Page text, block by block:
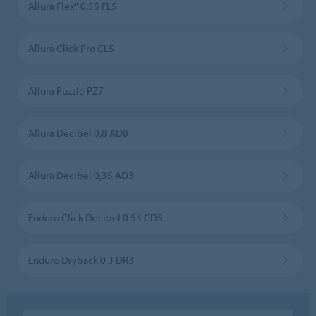
Allura Flex" 0,55 FL5
Allura Click Pro CL5
Allura Puzzle PZ7
Allura Decibel 0,8 AD8
Allura Decibel 0,35 AD3
Enduro Click Decibel 0.55 CD5
Enduro Dryback 0.3 DR3